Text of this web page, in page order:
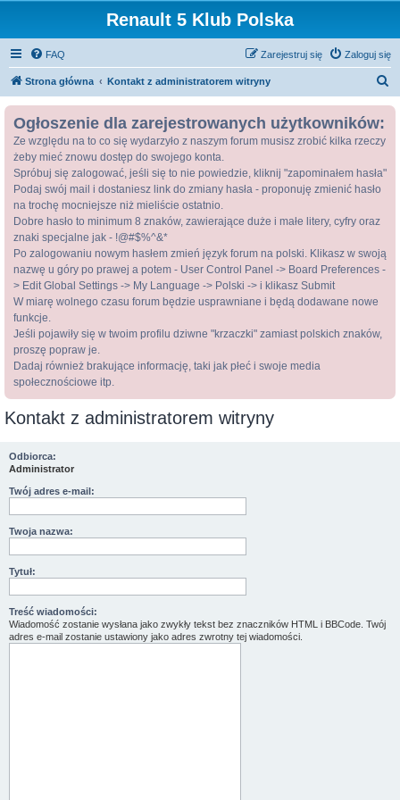
Renault 5 Klub Polska
FAQ Zaloguj się
Zarejestruj się
Strona główna Kontakt z administratorem witryny
Ogłoszenie dla zarejestrowanych użytkowników:
Ze względu na to co się wydarzyło z naszym forum musisz zrobić kilka rzeczy
żeby mieć znowu dostęp do swojego konta.
Spróbuj się zalogować, jeśli się to nie powiedzie, kliknij "zapominałem hasła"
Podaj swój mail i dostaniesz link do zmiany hasła - proponuję zmienić hasło
na trochę mocniejsze niż mieliście ostatnio.
Dobre hasło to minimum 8 znaków, zawierające duże i małe litery, cyfry oraz
znaki specjalne jak - !@#$%^&*
Po zalogowaniu nowym hasłem zmień język forum na polski. Klikasz w swoją
nazwę u góry po prawej a potem - User Control Panel -> Board Preferences -
> Edit Global Settings -> My Language -> Polski -> i klikasz Submit
W miarę wolnego czasu forum będzie usprawniane i będą dodawane nowe
funkcje.
Jeśli pojawiły się w twoim profilu dziwne "krzaczki" zamiast polskich znaków,
proszę popraw je.
Dadaj również brakujące informację, taki jak płeć i swoje media
społecznościowe itp.
Kontakt z administratorem witryny
Odbiorca:
Administrator
Twój adres e-mail:
Twoja nazwa:
Tytuł:
Treść wiadomości:
Wiadomość zostanie wysłana jako zwykły tekst bez znaczników HTML i BBCode. Twój
adres e-mail zostanie ustawiony jako adres zwrotny tej wiadomości.